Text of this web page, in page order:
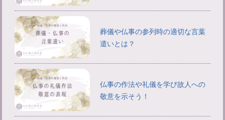
葬儀や仏事の参列時の適切な言葉
遣いとは？
仏事の作法や礼儀を学び故人への
敬意を示そう！